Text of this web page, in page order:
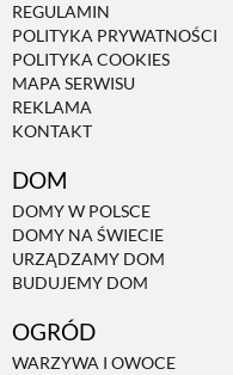
REGULAMIN
POLITYKA PRYWATNOŚCI
POLITYKA COOKIES
MAPA SERWISU
REKLAMA
KONTAKT
DOM
DOMY W POLSCE
DOMY NA ŚWIECIE
URZĄDZAMY DOM
BUDUJEMY DOM
OGRÓD
WARZYWA I OWOCE